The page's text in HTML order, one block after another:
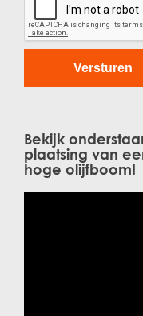
Bekijk
plaatsing van
hoge olijfboom!